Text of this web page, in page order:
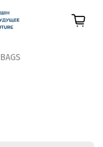
BAGS